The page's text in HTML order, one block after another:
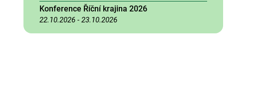
Konference Říční krajina 2026
22.10.2026 - 23.10.2026